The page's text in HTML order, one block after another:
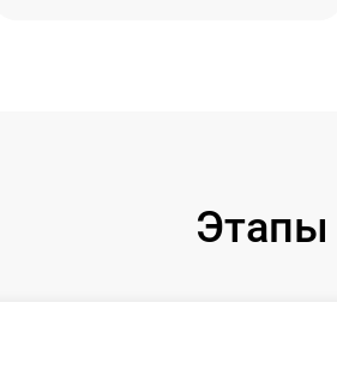
Этапы